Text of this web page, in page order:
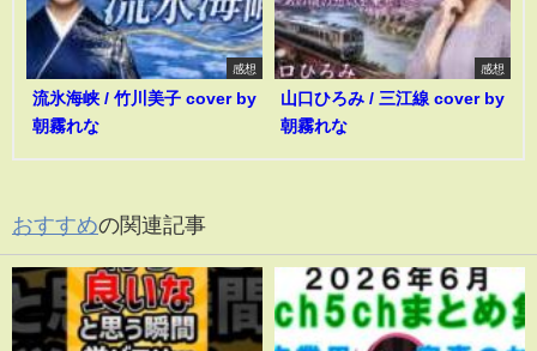
感想
流氷海峡 / 竹川美子 cover by
朝霧れな
感想
山口ひろみ / 三江線 cover by
朝霧れな
おすすめの関連記事